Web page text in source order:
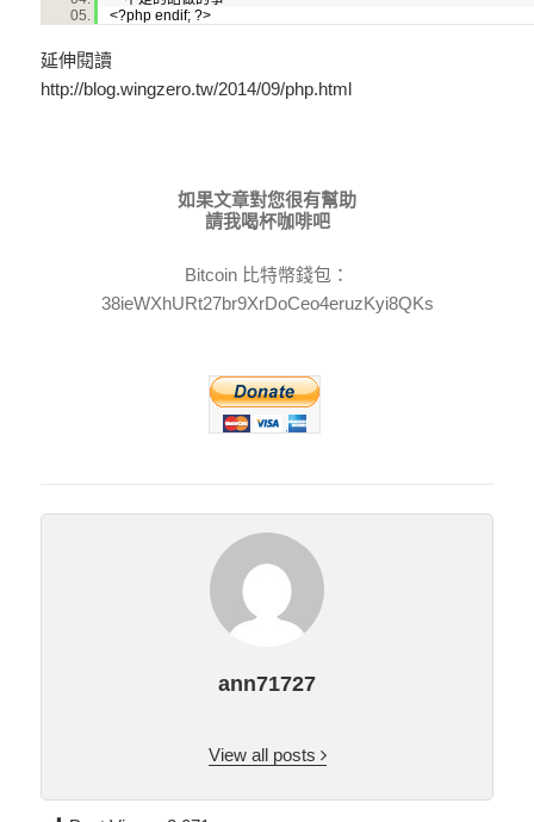
<?php endif;?>
延伸閱讀
http://blog.wingzero.tw/2014/09/php.html
如果文章對您很有幫助
請我喝杯咖啡吧
Bitcoin 比特幣錢包：
38ieWXhURt27br9XrDoCeo4eruzKyi8QKs
ann71727
View all posts